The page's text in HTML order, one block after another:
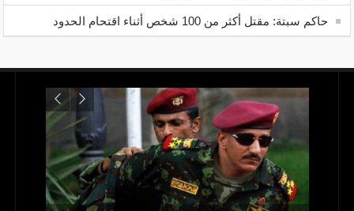
حاكم سبتة: مقتل أكثر من 100 شخص أثناء اقتحام الحدود